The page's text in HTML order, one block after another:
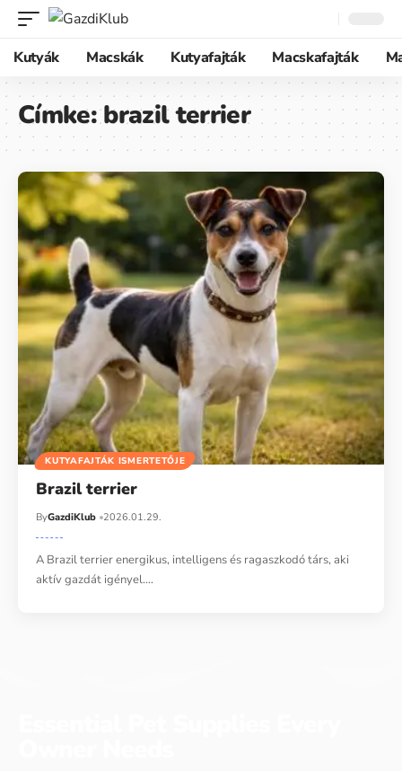
Kutyák Macskák Kutyafajták Macskafajták
Címke:brazil terrier
KUTYAFAJTÁK ISMERTETŐJE
Brazil terrier
ByGazdiKlub 2026.01.29.
A Brazil terrier energikus, intelligens és ragaszkodó társ, aki
aktív gazdát igényel.…